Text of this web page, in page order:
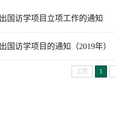
国访学项目立项工作的通知
国访学项目的通知（2019年）
上页 1